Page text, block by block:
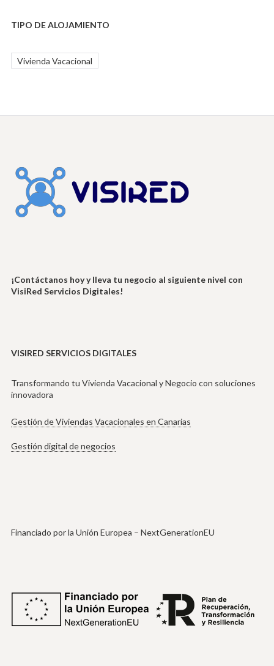
TIPO DE ALOJAMIENTO
Vivienda Vacacional
¡Contáctanos hoy y lleva tu negocio al siguiente nivel con
VisiRed Servicios Digitales!
VISIRED SERVICIOS DIGITALES
Transformando tu Vivienda Vacacional y Negocio con soluciones
innovadora
Gestión de Viviendas Vacacionales en Canarias
Gestión digital de negocios
Financiado por la Unión Europea – NextGenerationEU